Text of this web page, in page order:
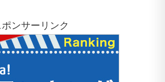
ポンサーリンク